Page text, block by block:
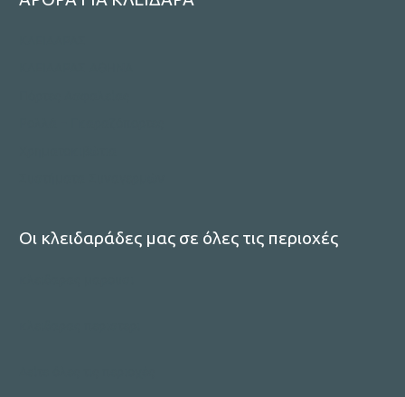
Οι κλειδαράδες μας σε όλες τις περιοχές